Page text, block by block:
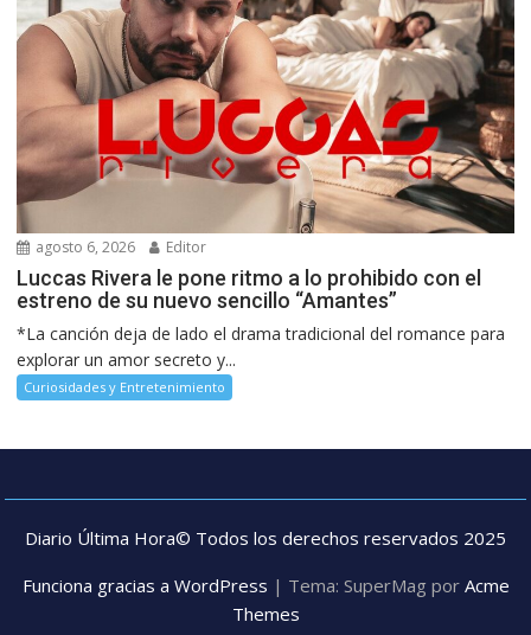
agosto 6, 2026 Editor
Luccas Rivera le pone ritmo a lo prohibido con el
estreno de su nuevo sencillo “Amantes”
*La canción deja de lado el drama tradicional del romance para
explorar un amor secreto y...
Curiosidades y Entretenimiento
Diario Última Hora© Todos los derechos reservados 2025
Funciona gracias a WordPress | Tema: SuperMag por Acme
Themes